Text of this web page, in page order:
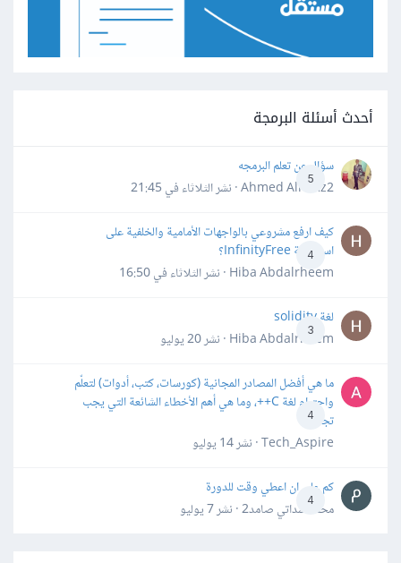
أحدث أسئلة البرمجة
5
سؤال عن تعلم البرمجه
Ahmed Alhafiz2 · نشر
الثلاثاء في 21:45
4
كيف ارفع مشروعي بالواجهات الأمامية والخلفية على
استضافة InfinityFree؟
Hiba Abdalrheem · نشر
الثلاثاء في 16:50
3
لغة solidity
Hiba Abdalrheem · نشر
20 يوليو
4
ما هي أفضل المصادر المجانية (كورسات، كتب، أدوات) لتعلّم
واحترام لغة C++، وما هي أهم الأخطاء الشائعة التي يجب
تجنبها؟
Tech_Aspire · نشر
14 يوليو
4
كم علي ان اعطي وقت للدورة
محمد سداتي صامد2 · نشر
7 يوليو